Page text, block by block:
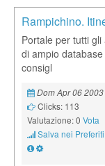
Rampichino.
Portale per tutti
di ampio
consigl
Dom Apr 06 2003
Clicks: 113
Valutazione: 0 Vota
Salva nei Preferiti